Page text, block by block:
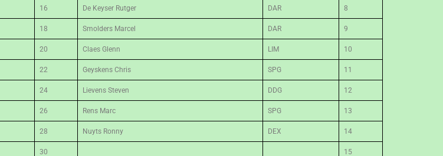
16 De Keyser Rutger DAR 8
18 Smolders Marcel DAR 9
20 Claes Glenn LIM 10
22 Geyskens Chris SPG 11
24 Lievens Steven DDG 12
26 Rens Marc SPG 13
28 Nuyts Ronny DEX 14
30 15